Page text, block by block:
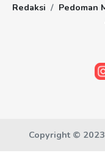
Redaksi Pedoman
Copyright ©